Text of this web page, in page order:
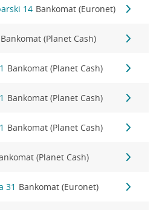
14 Bankomat (Euronet)
Bankomat (Planet Cash)
Bankomat (Planet Cash)
Bankomat (Planet Cash)
Bankomat (Planet Cash)
(Planet Cash)
31 Bankomat (Euronet)